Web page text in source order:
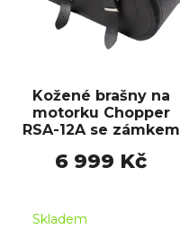
Kožené brašny na
motorku Chopper
RSA-12A se zámkem
6 999 Kč
Skladem